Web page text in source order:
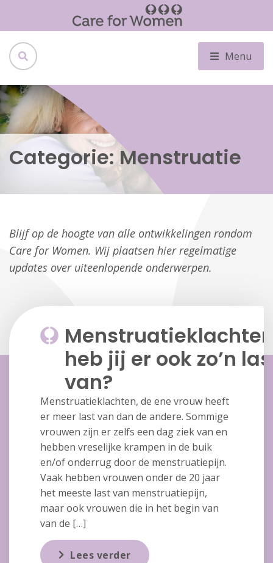
Menu
Categorie:Menstruatie
Blijf op de hoogte van alle ontwikkelingen rondom
Care for Women. Wij plaatsen hier regelmatige
updates over uiteenlopende onderwerpen.
heb jij er ook zo’n
van?
Menstruatieklachten, de ene vrouw heeft
er meer last van dan de andere. Sommige
vrouwen zijn er zelfs een dag ziek van en
hebben vreselijke krampen in de buik
en/of onderrug door de menstruatiepijn.
Vaak hebben vrouwen onder de 20 jaar
het meeste last van menstruatiepijn,
maar ook vrouwen die in het begin van
van de […]
Lees verder